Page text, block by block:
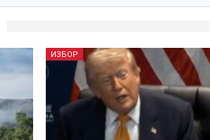
ИЗБОР